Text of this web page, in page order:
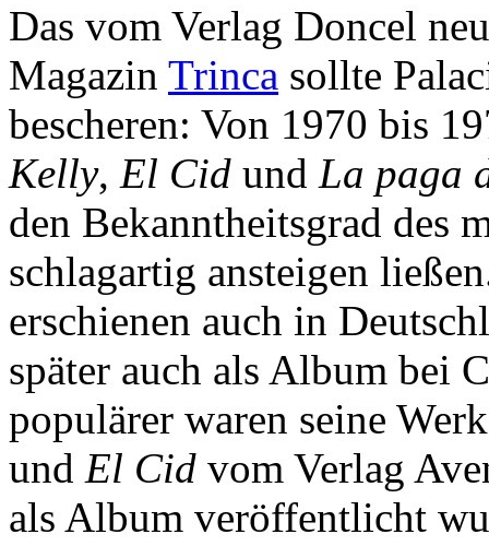
Das vom Verlag Doncel
Magazin Trinca sollte
bescheren: Von 1970 bis
Kelly, El Cid und La paga
den Bekanntheitsgrad des
schlagartig ansteigen
erschienen auch in
später auch als Album bei
populärer waren seine
und El Cid vom Verlag
als Album veröffentlicht